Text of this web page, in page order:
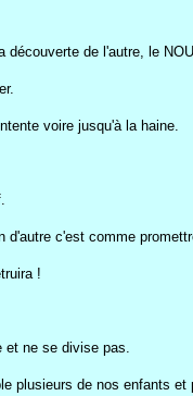
de l'autre, le
voire jusqu'à la haine.
c'est comme
!
et ne se divise pas.
plusieurs de nos enfants